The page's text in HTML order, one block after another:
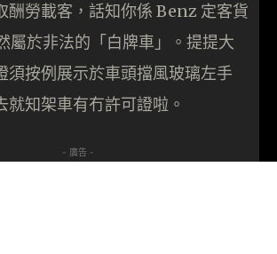
酬勞載客，話知你係 Benz 定客貨
屬於非法的「白牌車」。提提大
須按例展示於車頭擋風玻璃左手
就知架車有冇許可證啦。
- 廣告 -